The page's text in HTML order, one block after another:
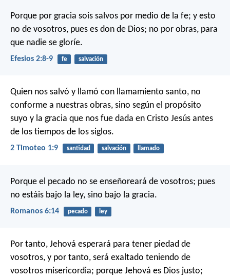
Porque por gracia sois salvos por medio de la fe; y esto
no de vosotros, pues es don de Dios; no por obras, para
que nadie se gloríe.
Efesios 2:8-9 fe salvación
Quien nos salvó y llamó con llamamiento santo, no
conforme a nuestras obras, sino según el propósito
suyo y la gracia que nos fue dada en Cristo Jesús antes
de los tiempos de los siglos.
2 Timoteo 1:9 santidad salvación llamado
Porque el pecado no se enseñoreará de vosotros; pues
no estáis bajo la ley, sino bajo la gracia.
Romanos 6:14 pecado ley
Por tanto, Jehová esperará para tener piedad de
vosotros, y por tanto, será exaltado teniendo de
vosotros misericordia; porque Jehová es Dios justo;